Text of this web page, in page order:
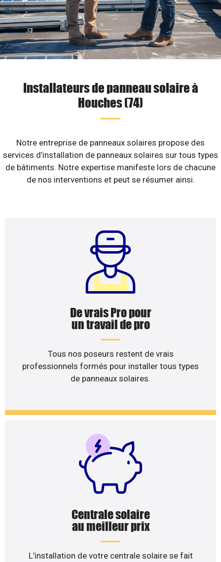
Installateurs de panneau solaire à
Houches (74)
Notre entreprise de panneaux solaires propose des
services d’installation de panneaux solaires sur tous types
de bâtiments. Notre expertise manifeste lors de chacune
de nos interventions et peut se résumer ainsi.
De vrais Pro pour
un travail de pro
Tous nos poseurs restent de vrais
professionnels formés pour installer tous types
de panneaux solaires.
Centrale solaire
au meilleur prix
L’installation de votre centrale solaire se fait